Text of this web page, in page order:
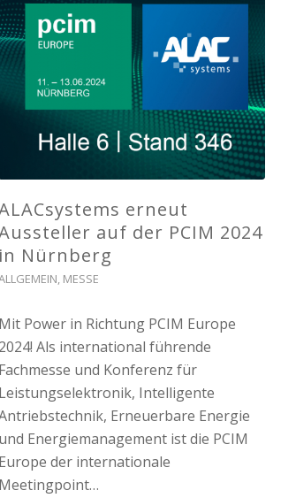
erneut
auf der PCIM 2024
in Nürnberg
, MESSE
Mit Power in Richtung PCIM Europe
2024! Als international führende
Fachmesse und Konferenz für
Leistungselektronik, Intelligente
Erneuerbare Energie
und Energiemanagement ist die PCIM
Europe der internationale
Meetingpoint…